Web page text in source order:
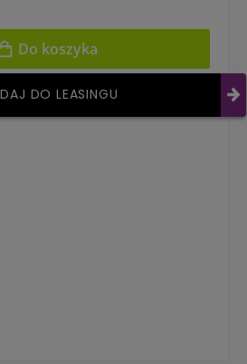
użyj przycisków, aby zwiększyć lub
Do koszyka
DO LEASINGU